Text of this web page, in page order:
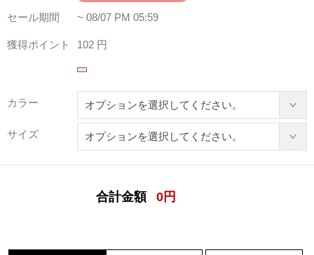
セール期間 ~ 08/07 PM 05:59
獲得ポイント 102 円
カラー
サイズ
合計金額 0 円